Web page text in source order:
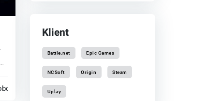
Klient
Battle.net Epic Games
NCSoft Origin Steam
Uplay